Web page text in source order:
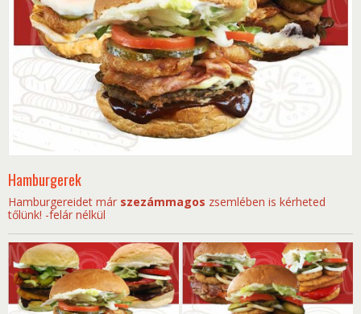
Hamburgerek
Hamburgereidet már szezámmagos zsemlében is kérheted
tőlünk! -felár nélkül